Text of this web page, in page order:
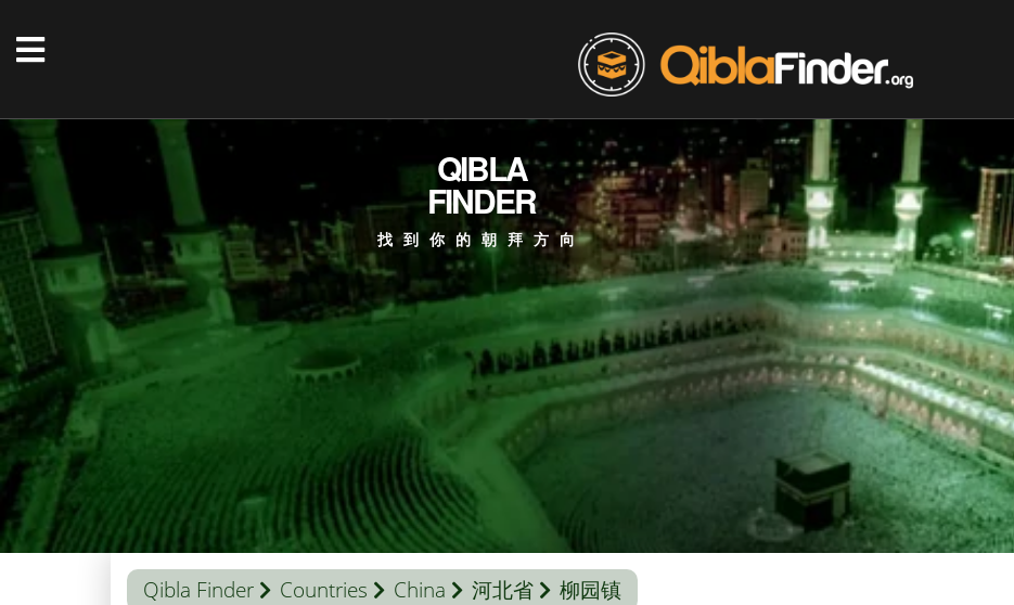
QIBLA
FINDER
找到你的朝拜方向
Qibla Finder Countries China 河北省 柳园镇